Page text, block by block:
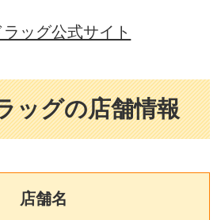
ッグ公式サイト
ッグの店舗情報
店舗名